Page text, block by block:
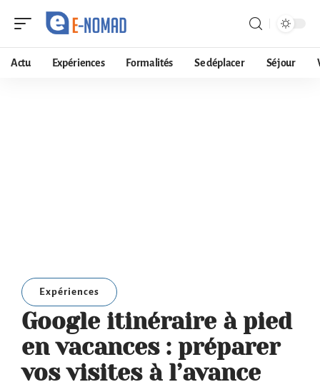
Actu Expériences Formalités Se déplacer Séjour
Expériences
Google itinéraire à pied
en vacances : préparer
vos visites à l’avance